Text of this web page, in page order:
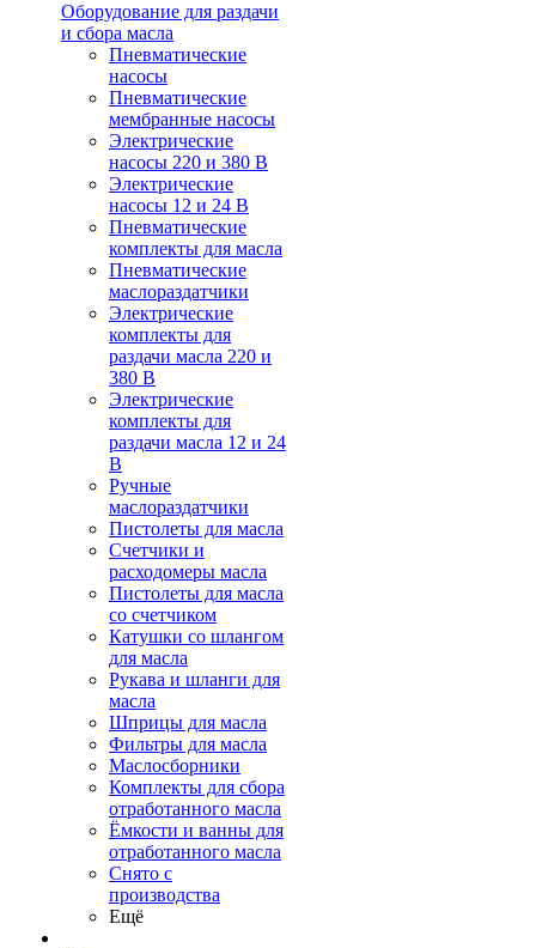
Оборудование для раздачи
и сбора масла
Пневматические
насосы
Пневматические
мембранные насосы
Электрические
насосы 220 и 380 В
Электрические
насосы 12 и 24 В
Пневматические
комплекты для масла
Пневматические
маслораздатчики
Электрические
комплекты для
раздачи масла 220 и
380 В
Электрические
комплекты для
раздачи масла 12 и 24
В
Ручные
маслораздатчики
Пистолеты для масла
Счетчики и
расходомеры масла
Пистолеты для масла
со счетчиком
Катушки со шлангом
для масла
Рукава и шланги для
масла
Шприцы для масла
Фильтры для масла
Маслосборники
Комплекты для сбора
отработанного масла
Ёмкости и ванны для
отработанного масла
Снято с
производства
Ещё